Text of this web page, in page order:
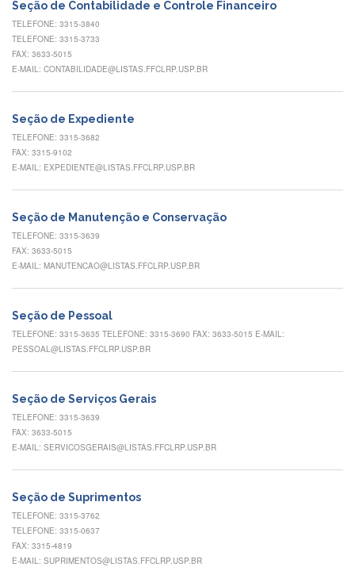
CULTURA
E
EXTENSÃO
e
Projetos
Ciências
Empresas
Cursos
e
Atividades
e
Editais
Notícias
Eventos
Contato
INCLUSÃO
Apresentação
Seção de Contabilidade e Controle Financeiro
TELEFONE: 3315-3840
TELEFONE: 3315-3733
FAX: 3633-5015
E-MAIL: CONTABILIDADE@LISTAS.FFCLRP.USP.BR
Seção de Expediente
TELEFONE: 3315-3682
FAX: 3315-9102
E-MAIL: EXPEDIENTE@LISTAS.FFCLRP.USP.BR
Seção de Manutenção e Conservação
TELEFONE: 3315-3639
FAX: 3633-5015
E-MAIL: MANUTENCAO@LISTAS.FFCLRP.USP.BR
Seção de Pessoal
TELEFONE: 3315-3635 TELEFONE: 3315-3690 FAX: 3633-5015 E-MAIL:
PESSOAL@LISTAS.FFCLRP.USP.BR
Seção de Serviços Gerais
TELEFONE: 3315-3639
FAX: 3633-5015
E-MAIL: SERVICOSGERAIS@LISTAS.FFCLRP.USP.BR
Seção de Suprimentos
TELEFONE: 3315-3762
TELEFONE: 3315-0637
FAX: 3315-4819
E-MAIL: SUPRIMENTOS@LISTAS.FFCLRP.USP.BR